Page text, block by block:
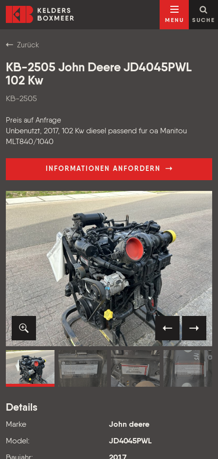
Zum Inhalt springen
Kelders Boxmeer
MENU SUCHE
Zurück
KB-2505 John Deere JD4045PWL
102 Kw
KB-2505
Preis auf Anfrage
Unbenutzt, 2017, 102 Kw diesel passend fur oa Manitou
MLT840/1040
INFORMATIONEN ANFORDERN
VORIGE
Details
Marke John deere
Model: JD4045PWL